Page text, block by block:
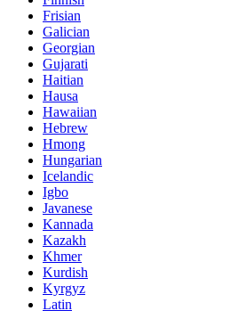
Frisian
Galician
Georgian
Gujarati
Haitian
Hausa
Hawaiian
Hebrew
Hmong
Hungarian
Icelandic
Igbo
Javanese
Kannada
Kazakh
Khmer
Kurdish
Kyrgyz
Latin